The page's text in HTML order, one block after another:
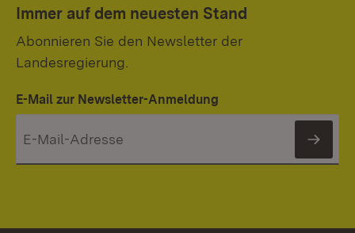
Immer auf dem neuesten Stand
Abonnieren Sie den Newsletter der
Landesregierung.
E-Mail zur Newsletter-Anmeldung